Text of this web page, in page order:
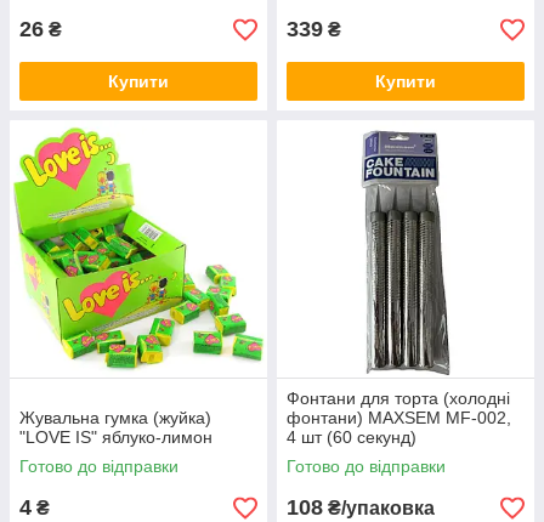
26 ₴
Купити
339 ₴
Купити
Жувальна гумка (жуйка)
"LOVE IS" яблуко-лимон
Готово до відправки
4 ₴
Фонтани для торта (холодні
фонтани) MAXSEM MF-002,
4 шт (60 секунд)
Готово до відправки
108 ₴/упаковка